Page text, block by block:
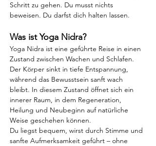
Schritt zu gehen. Du musst nichts
beweisen. Du darfst dich halten lassen.
Was ist Yoga Nidra?
Yoga Nidra ist eine geführte Reise in einen
Zustand zwischen Wachen und Schlafen.
Der Körper sinkt in tiefe Entspannung,
während das Bewusstsein sanft wach
bleibt. In diesem Zustand öffnet sich ein
innerer Raum, in dem Regeneration,
Heilung und Neubeginn auf natürliche
Weise geschehen können.
Du liegst bequem, wirst durch Stimme und
sanfte Aufmerksamkeit geführt – ohne